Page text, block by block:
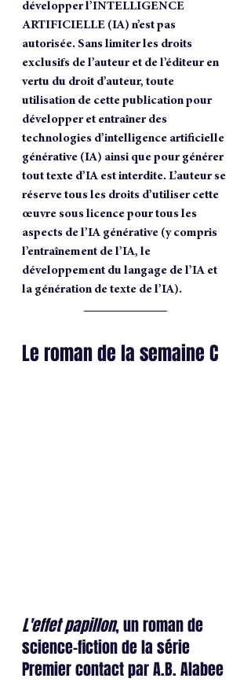
développer l’INTELLIGENCE
ARTIFICIELLE (IA) n’est pas
autorisée. Sans limiter les droits
exclusifs de l’auteur et de l’éditeur en
vertu du droit d’auteur, toute
utilisation de cette publication pour
développer et entraîner des
technologies d’intelligence artificielle
générative (IA) ainsi que pour générer
tout texte d’IA est interdite. L’auteur se
réserve tous les droits d’utiliser cette
œuvre sous licence pour tous les
aspects de l’IA générative (y compris
l’entraînement de l’IA, le
développement du langage de l’IA et
la génération de texte de l’IA).
Le roman de la semaine C
L'effet papillon, un roman de
science-fiction de la série
Premier contact par A.B. Alabee